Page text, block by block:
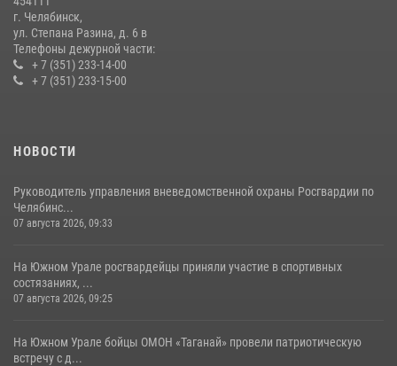
14 июля 2026, 05:15
г. Челябинск,
ул. Степана Разина, д. 6 в
Телефоны дежурной части:
+ 7 (351) 233-14-00
+ 7 (351) 233-15-00
НОВОСТИ
Руководитель управления вневедомственной охраны Росгвардии по
Челябинс...
07 августа 2026, 09:33
На Южном Урале росгвардейцы приняли участие в спортивных
состязаниях, ...
07 августа 2026, 09:25
На Южном Урале бойцы ОМОН «Таганай» провели патриотическую
встречу с д...